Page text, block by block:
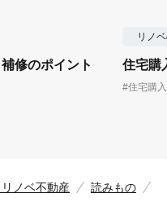
修のポイント
リノ
住宅購
#住宅購入
ノベ不動産 読みもの